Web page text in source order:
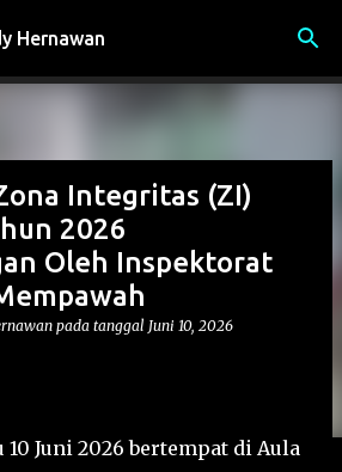
ke konten utama
Hernawan
Integritas (ZI)
2026
Oleh Inspektorat
pada tanggal Juni 10, 2026
10 Juni 2026 bertempat di Aula